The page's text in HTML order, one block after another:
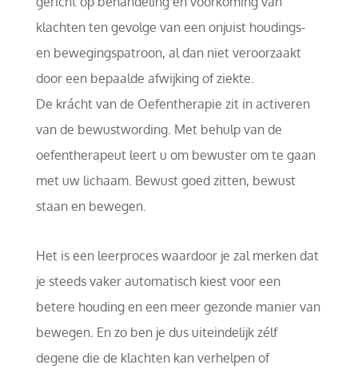
klachten ten gevolge van een onjuist houdings-
en bewegingspatroon, al dan niet veroorzaakt
door een bepaalde afwijking of ziekte.
De krácht van de Oefentherapie zit in activeren
van de bewustwording. Met behulp van de
oefentherapeut leert u om bewuster om te gaan
met uw lichaam. Bewust goed zitten, bewust
staan en bewegen.
Het is een leerproces waardoor je zal merken dat
je steeds vaker automatisch kiest voor een
betere houding en een meer gezonde manier van
bewegen. En zo ben je dus uiteindelijk zélf
degene die de klachten kan verhelpen of